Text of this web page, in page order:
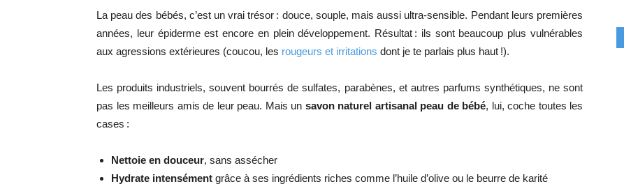
La peau des bébés, c’est un vrai trésor : douce, souple, mais aussi ultra-sensible. Pendant leurs premières
années, leur épiderme est encore en plein développement. Résultat : ils sont beaucoup plus vulnérables
aux agressions extérieures (coucou, les rougeurs et irritations dont je te parlais plus haut !).
Les produits industriels, souvent bourrés de sulfates, parabènes, et autres parfums synthétiques, ne sont
pas les meilleurs amis de leur peau. Mais un savon naturel artisanal peau de bébé, lui, coche toutes les
cases :
Nettoie en douceur, sans assécher
Hydrate intensément grâce à ses ingrédients riches comme l’huile d’olive ou le beurre de karité